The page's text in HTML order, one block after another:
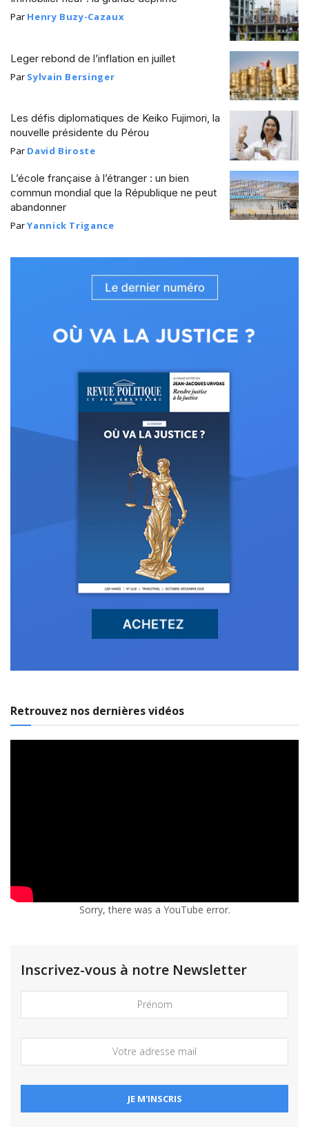
Par Henry Buzy-Cazaux
Leger rebond de l’inflation en juillet
Par Sylvain Bersinger
Les défis diplomatiques de Keiko Fujimori, la
nouvelle présidente du Pérou
Par David Biroste
L’école française à l’étranger : un bien
commun mondial que la République ne peut
abandonner
ParYannick Trigance
Retrouvez nos dernières vidéos
Sorry, there was a YouTube error.
Inscrivez-vous à notre Newsletter